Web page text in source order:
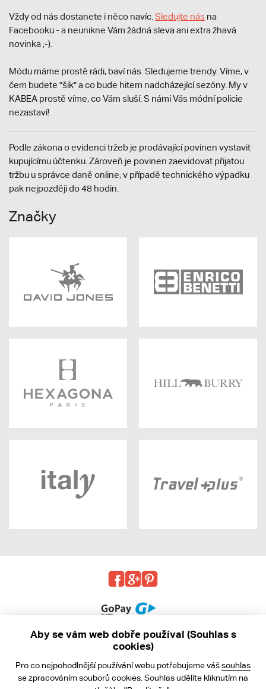
Vždy od nás dostanete i něco navíc. Sledujte nás na
Facebooku - a neunikne Vám žádná sleva ani extra žhavá
novinka ;-).
Módu máme prostě rádi, baví nás. Sledujeme trendy. Víme, v
čem budete "šik" a co bude hitem nadcházející sezóny. My v
KABEA prostě víme, co Vám sluší. S námi Vás módní policie
nezastaví!
Podle zákona o evidenci tržeb je prodávající povinen vystavit
kupujícímu účtenku. Zároveň je povinen zaevidovat přijatou
tržbu u správce daně online; v případě technického výpadku
pak nejpozději do 48 hodin.
Značky
Obchodní podmínky
Aby se vám web dobře používal (Souhlas s
cookies)
Pro co nejpohodlnější používání webu potřebujeme vášsouhlas
se zpracováním souborů cookies. Souhlas udělíte kliknutím na